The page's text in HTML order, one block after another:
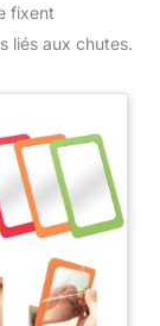
fixent
liés aux chutes.